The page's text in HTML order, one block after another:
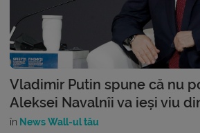
Vladimir Putin spune că nu
Aleksei Navalnîi va ieși viu
în News Wall-ul tău